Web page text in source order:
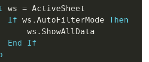
ws = ActiveSheet
If ws . AutoFilterMode Then
ws
. ShowAllData
End
If